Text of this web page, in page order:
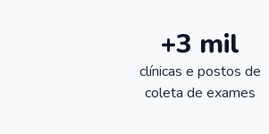
+3 mil
clínicas e postos de
coleta de exames